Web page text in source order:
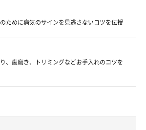
ために病気のサインを見逃さないコツを伝授
、歯磨き、トリミングなどお手入れのコツを